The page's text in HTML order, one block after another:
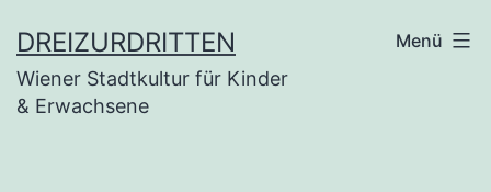
Inhalt
springen
DREIZURDRITTEN
Wiener Stadtkultur für Kinder
& Erwachsene
Menü